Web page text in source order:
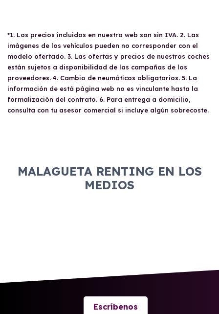
*1. Los precios incluidos en nuestra web son sin IVA. 2. Las
imágenes de los vehículos pueden no corresponder con el
modelo ofertado. 3. Las ofertas y precios de nuestros coches
están sujetos a disponibilidad de las campañas de los
proveedores. 4. Cambio de neumáticos obligatorios. 5. La
información de está página web no es vinculante hasta la
formalización del contrato. 6. Para entrega a domicilio,
consulta con tu asesor comercial si incluye algún sobrecoste.
MALAGUETA RENTING EN LOS
MEDIOS
Escríbenos